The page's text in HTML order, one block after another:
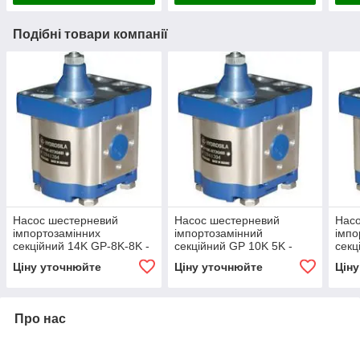
Подібні товари компанії
Насос шестерневий
імпортозамінних
секційний 14K GP-8K-8K -
Ціну уточнюйте
Насос шестерневий
імпортозамінний
секційний GP 10K 5K -
Ціну уточнюйте
Про нас